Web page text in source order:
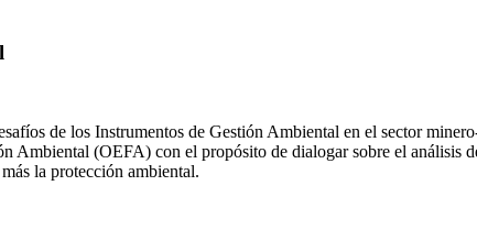
de los Instrumentos de Gestión Ambiental en el sector
Ambiental (OEFA) con el propósito de dialogar sobre el análisis
la protección ambiental.